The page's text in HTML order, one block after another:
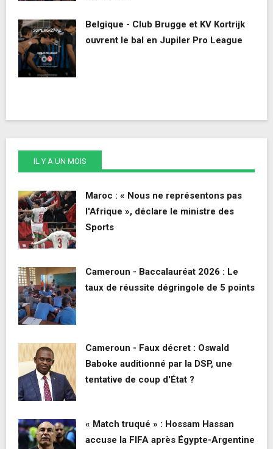
Belgique - Club Brugge et KV Kortrijk
ouvrent le bal en Jupiler Pro League
IL Y A UN MOIS
Maroc : « Nous ne représentons pas
l'Afrique », déclare le ministre des
Sports
Cameroun - Baccalauréat 2026 : Le
taux de réussite dégringole de 5 points
Cameroun - Faux décret : Oswald
Baboke auditionné par la DSP, une
tentative de coup d'État ?
« Match truqué » : Hossam Hassan
accuse la FIFA après Égypte-Argentine